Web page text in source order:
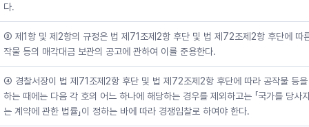
다.
③ 제1항 및 제2항의 규정은 법 제71조제2항 후단 및 법 제72조제2항 후단에 따
작물 등의 매각대금 보관의 공고에 관하여 이를 준용한다.
④ 경찰서장이 법 제71조제2항 후단 및 법 제72조제2항 후단에 따라 공작물 등
하는 때에는 다음 각 호의 어느 하나에 해당하는 경우를 제외하고는 「국가를 당사
는 계약에 관한 법률」이 정하는 바에 따라 경쟁입찰로 하여야 한다.